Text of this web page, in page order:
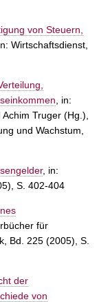
von Steuern,
in: Wirtschaftsdienst,
, in:
Truger (Hg.),
und Wachstum,
, in:
S. 402-404
für
Bd. 225 (2005), S.
der
von